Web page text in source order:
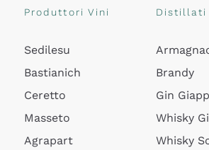
Produttori Vini
Sedilesu
Bastianich
Ceretto
Masseto
Agrapart
Distillati
Brandy
Gin
Whisky
Whisky